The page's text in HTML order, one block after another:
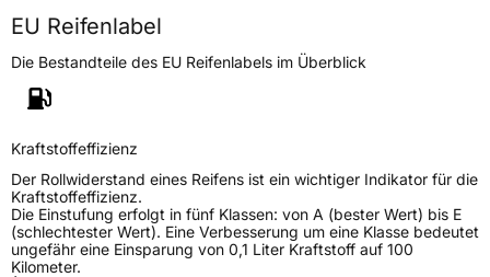
EU Reifenlabel
Die Bestandteile des EU Reifenlabels im Überblick
Kraftstoffeffizienz
Der Rollwiderstand eines Reifens ist ein wichtiger Indikator für die
Kraftstoffeffizienz.
Die Einstufung erfolgt in fünf Klassen: von A (bester Wert) bis E
(schlechtester Wert). Eine Verbesserung um eine Klasse bedeutet
ungefähr eine Einsparung von 0,1 Liter Kraftstoff auf 100
Kilometer.